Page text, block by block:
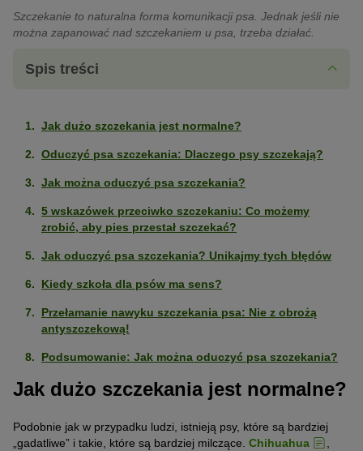
Szczekanie to naturalna forma komunikacji psa. Jednak jeśli nie
można zapanować nad szczekaniem u psa, trzeba działać.
Spis treści
Jak dużo szczekania jest normalne?
Oduczyć psa szczekania: Dlaczego psy szczekają?
Jak można oduczyć psa szczekania?
5 wskazówek przeciwko szczekaniu: Co możemy
zrobić, aby pies przestał szczekać?
Jak oduczyć psa szczekania? Unikajmy tych błędów
Kiedy szkoła dla psów ma sens?
Przełamanie nawyku szczekania psa: Nie z obrożą
antyszczekową!
Podsumowanie: Jak można oduczyć psa szczekania?
Jak dużo szczekania jest normalne?
Podobnie jak w przypadku ludzi, istnieją psy, które są bardziej
„gadatliwe” i takie, które są bardziej milczące. Chihuahua